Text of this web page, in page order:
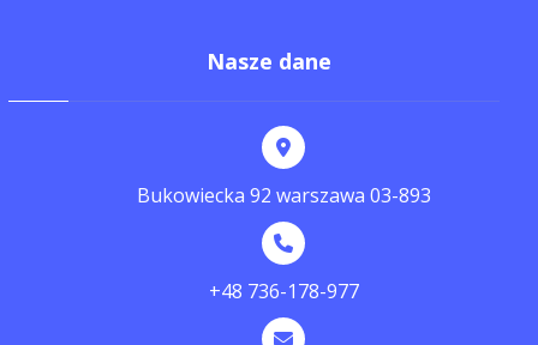
Nasze dane
Bukowiecka 92 warszawa 03-893
+48 736-178-977